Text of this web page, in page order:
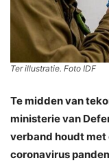
Ter illustratie. Foto IDF
Te midden van
ministerie van
verband houdt met
coronavirus